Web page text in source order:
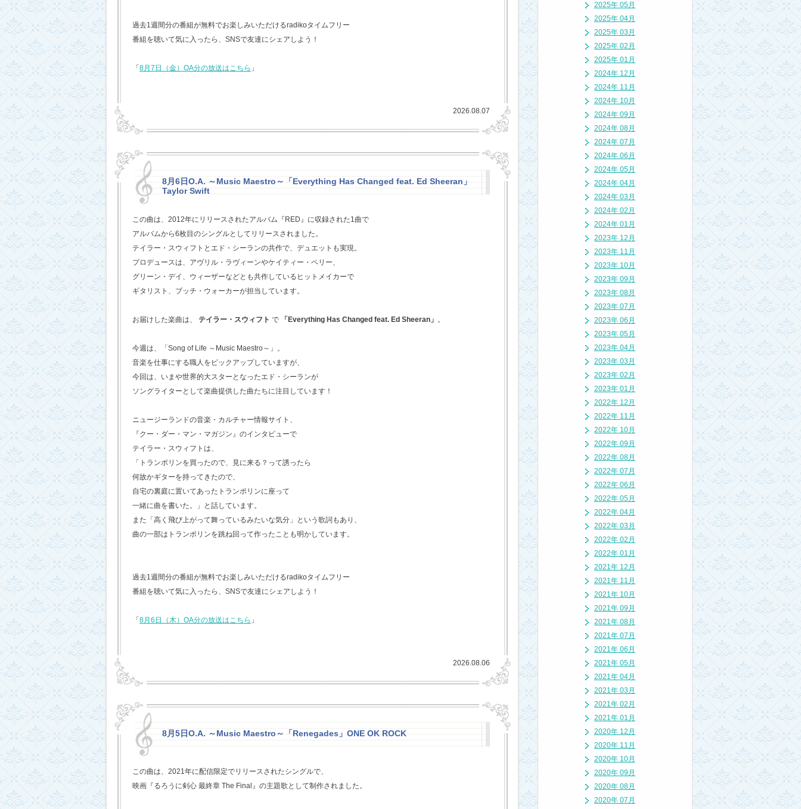
過去1週間分の番組が無料でお楽しみいただけるradikoタイムフリー
番組を聴いて気に入ったら、SNSで友達にシェアしよう！
「 8月7日（金）OA分の放送はこちら 」
2026.08.07
8月6日O.A. ～Music Maestro～「Everything Has Changed feat. Ed Sheeran」
Taylor Swift
この曲は、2012年にリリースされたアルバム『RED』に収録された1曲で
アルバムから6枚目のシングルとしてリリースされました。
テイラー・スウィフトとエド・シーランの共作で、デュエットも実現。
プロデュースは、アヴリル・ラヴィーンやケイティー・ペリー、
グリーン・デイ、ウィーザーなどとも共作しているヒットメイカーで
ギタリスト、ブッチ・ウォーカーが担当しています。
お届けした楽曲は、 テイラー・スウィフト で 「Everything Has Changed feat. Ed Sheeran」 。
今週は、「Song of Life ～Music Maestro～」。
音楽を仕事にする職人をピックアップしていますが、
今回は、いまや世界的大スターとなったエド・シーランが
ソングライターとして楽曲提供した曲たちに注目しています！
ニュージーランドの音楽・カルチャー情報サイト、
『クー・ダー・マン・マガジン』のインタビューで
テイラー・スウィフトは、
「トランポリンを買ったので、見に来る？って誘ったら
何故かギターを持ってきたので、
自宅の裏庭に置いてあったトランポリンに座って
一緒に曲を書いた。」と話しています。
また「高く飛び上がって舞っているみたいな気分」という歌詞もあり、
曲の一部はトランポリンを跳ね回って作ったことも明かしています。
過去1週間分の番組が無料でお楽しみいただけるradikoタイムフリー
番組を聴いて気に入ったら、SNSで友達にシェアしよう！
「 8月6日（木）OA分の放送はこちら 」
2026.08.06
8月5日O.A. ～Music Maestro～「Renegades」ONE OK ROCK
この曲は、2021年に配信限定でリリースされたシングルで、
映画『るろうに剣心 最終章 The Final』の主題歌として制作されました。
2025年 05月
2025年 04月
2025年 03月
2025年 02月
2025年 01月
2024年 12月
2024年 11月
2024年 10月
2024年 09月
2024年 08月
2024年 07月
2024年 06月
2024年 05月
2024年 04月
2024年 03月
2024年 02月
2024年 01月
2023年 12月
2023年 11月
2023年 10月
2023年 09月
2023年 08月
2023年 07月
2023年 06月
2023年 05月
2023年 04月
2023年 03月
2023年 02月
2023年 01月
2022年 12月
2022年 11月
2022年 10月
2022年 09月
2022年 08月
2022年 07月
2022年 06月
2022年 05月
2022年 04月
2022年 03月
2022年 02月
2022年 01月
2021年 12月
2021年 11月
2021年 10月
2021年 09月
2021年 08月
2021年 07月
2021年 06月
2021年 05月
2021年 04月
2021年 03月
2021年 02月
2021年 01月
2020年 12月
2020年 11月
2020年 10月
2020年 09月
2020年 08月
2020年 07月